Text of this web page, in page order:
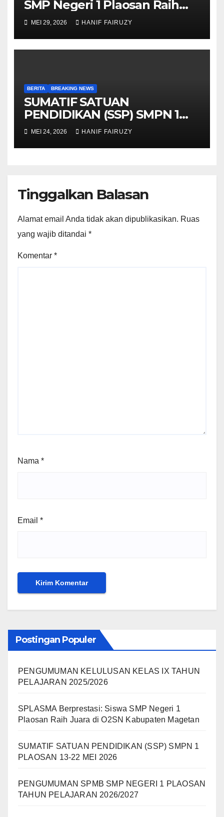
SMP Negeri 1 Plaosan Raih
Juara di O2SN Kabupaten
Magetan
MEI 29, 2026 HANIF FAIRUZY
BERITA BREAKING NEWS
SUMATIF SATUAN
PENDIDIKAN (SSP) SMPN 1
PLAOSAN 13-22 MEI 2026
MEI 24, 2026 HANIF FAIRUZY
Tinggalkan Balasan
Alamat email Anda tidak akan dipublikasikan. Ruas
yang wajib ditandai *
Komentar *
Nama *
Email *
Postingan Populer
PENGUMUMAN KELULUSAN KELAS IX TAHUN
PELAJARAN 2025/2026
SPLASMA Berprestasi: Siswa SMP Negeri 1
Plaosan Raih Juara di O2SN Kabupaten Magetan
SUMATIF SATUAN PENDIDIKAN (SSP) SMPN 1
PLAOSAN 13-22 MEI 2026
PENGUMUMAN SPMB SMP NEGERI 1 PLAOSAN
TAHUN PELAJARAN 2026/2027